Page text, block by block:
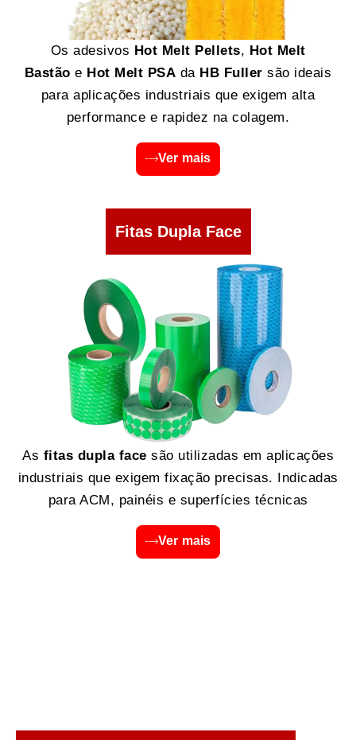
Os adesivos Hot Melt Pellets, Hot Melt
Bastão e Hot Melt PSA da HB Fuller são ideais
para aplicações industriais que exigem alta
performance e rapidez na colagem.
Ver mais
Fitas Dupla Face
As fitas dupla face são utilizadas em aplicações
industriais que exigem fixação precisas. Indicadas
para ACM, painéis e superfícies técnicas
Ver mais